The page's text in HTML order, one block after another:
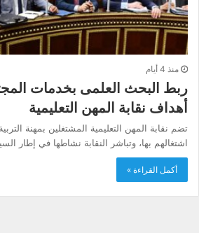
منذ 4 أيام
ربط البحث العلمى بخدمات
أهداف نقابة المهن التعليمية
تضم نقابة المهن التعليمية المشتغلين بمهنة
اشتغالهم بها، وتباشر النقابة نشاطها في إطار
أكمل القراءة »